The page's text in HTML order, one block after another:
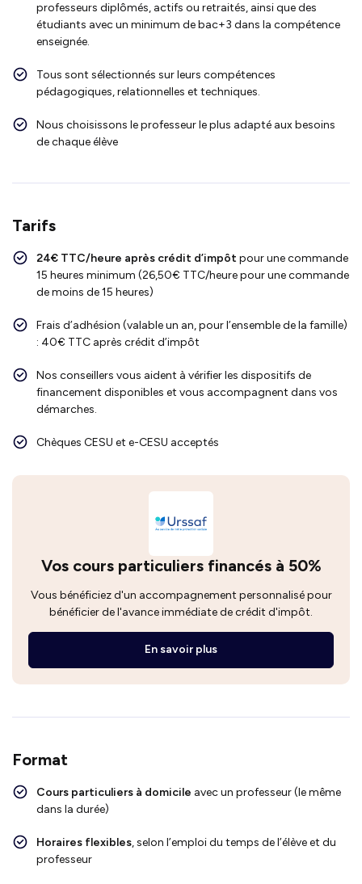
professeurs diplômés, actifs ou retraités, ainsi que des
étudiants avec un minimum de bac+3 dans la compétence
enseignée.
Tous sont sélectionnés sur leurs compétences
pédagogiques, relationnelles et techniques.
Nous choisissons le professeur le plus adapté aux besoins
de chaque élève
Tarifs
24€ TTC/heure après crédit d’impôt pour une commande
15 heures minimum (26,50€ TTC/heure pour une commande
de moins de 15 heures)
Frais d’adhésion (valable un an, pour l’ensemble de la famille)
: 40€ TTC après crédit d’impôt
Nos conseillers vous aident à vérifier les dispositifs de
financement disponibles et vous accompagnent dans vos
démarches.
Chèques CESU et e-CESU acceptés
Vos cours particuliers financés à 50%
Vous bénéficiez d'un accompagnement personnalisé pour
bénéficier de l'avance immédiate de crédit d'impôt.
En savoir plus
Format
Cours particuliers à domicile avec un professeur (le même
dans la durée)
Horaires flexibles, selon l’emploi du temps de l’élève et du
professeur